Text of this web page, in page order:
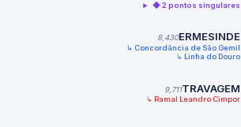
◆ 2 pontos singulares
8,430ERMESINDE
↳ Concordância de São Gemil
↳ Linha do Douro
9,711TRAVAGEM
↳ Ramal Leandro Cimpor